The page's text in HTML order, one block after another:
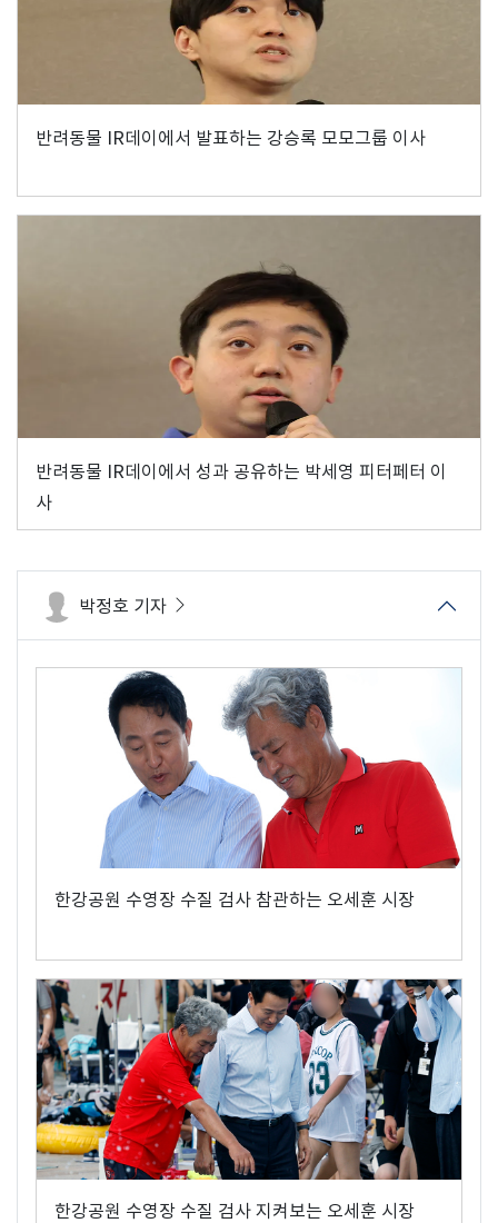
반려동물 IR데이에서 발표하는 강승록 모모그룹 이사
반려동물 IR데이에서 성과 공유하는 박세영 피터페터 이
사
박정호 기자
한강공원 수영장 수질 검사 참관하는 오세훈 시장
한강공원 수영장 수질 검사 지켜보는 오세훈 시장